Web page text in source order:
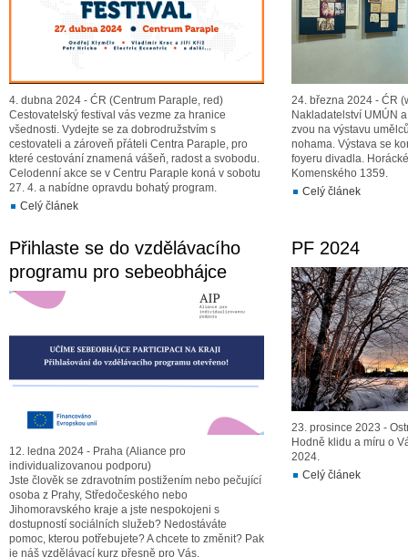
4. dubna 2024 - ĆR (Centrum Paraple, red)
Cestovatelský festival vás vezme za hranice
všednosti. Vydejte se za dobrodružstvím s
cestovateli a zároveň přáteli Centra Paraple, pro
které cestování znamená vášeň, radost a svobodu.
Celodenní akce se v Centru Paraple koná v sobotu
27. 4. a nabídne opravdu bohatý program.
Celý článek
24. března 2024 - ĆR
Nakladatelství UMÚN
zvou na výstavu
nohama. Výstava se
foyeru divadla.
Komenského 1359.
Celý článek
Přihlaste se do vzdělávacího
programu pro sebeobhájce
12. ledna 2024 - Praha (Aliance pro
individualizovanou podporu)
Jste člověk se zdravotním postižením nebo pečující
osoba z Prahy, Středočeského nebo
Jihomoravského kraje a jste nespokojeni s
dostupností sociálních služeb? Nedostáváte
pomoc, kterou potřebujete? A chcete to změnit? Pak
je náš vzdělávací kurz přesně pro Vás.
PF 2024
23. prosince 2023 -
Hodně klidu a míru o
2024.
Celý článek